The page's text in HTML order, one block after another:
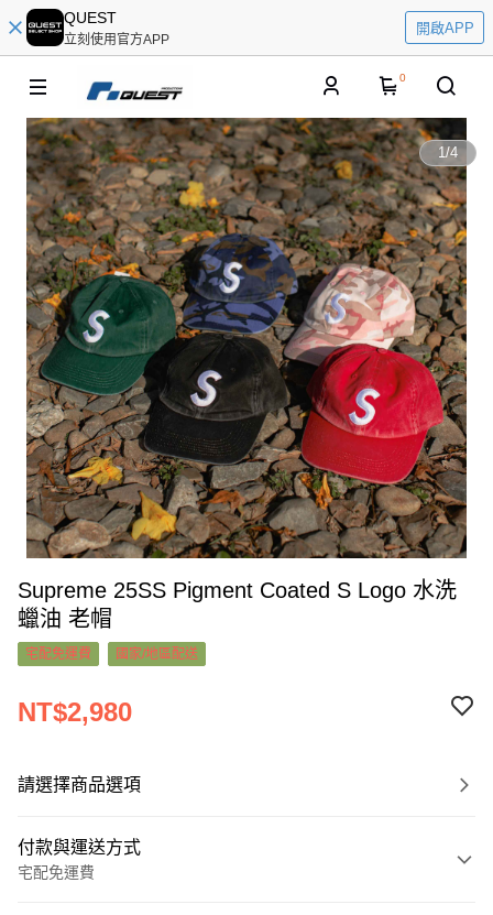
QUEST
立刻使用官方APP
開啟APP
0
1/4
Supreme 25SS Pigment Coated S Logo 水洗
蠟油 老帽
宅配免運費 國家/地區配送
NT$2,980
請選擇商品選項
付款與運送方式
宅配免運費